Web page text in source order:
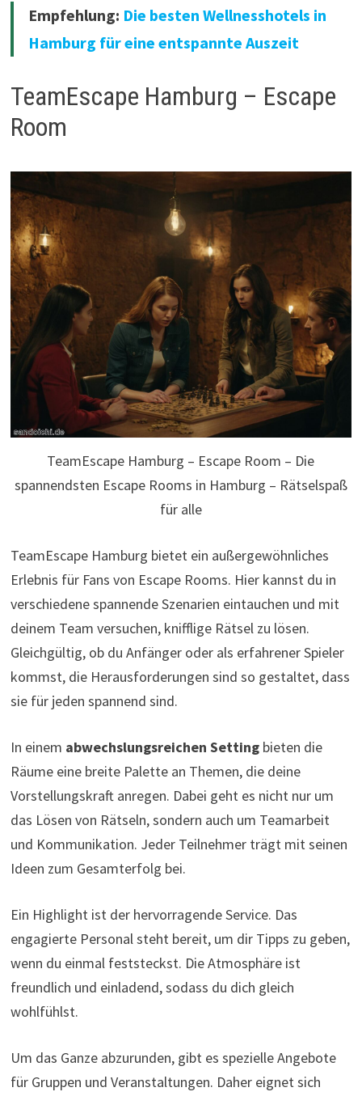
Empfehlung: Die besten Wellnesshotels in
Hamburg für eine entspannte Auszeit
TeamEscape Hamburg – Escape
Room
TeamEscape Hamburg – Escape Room – Die
spannendsten Escape Rooms in Hamburg – Rätselspaß
für alle
TeamEscape Hamburg bietet ein außergewöhnliches
Erlebnis für Fans von Escape Rooms. Hier kannst du in
verschiedene spannende Szenarien eintauchen und mit
deinem Team versuchen, knifflige Rätsel zu lösen.
Gleichgültig, ob du Anfänger oder als erfahrener Spieler
kommst, die Herausforderungen sind so gestaltet, dass
sie für jeden spannend sind.
In einem abwechslungsreichen Settingbieten die
Räume eine breite Palette an Themen, die deine
Vorstellungskraft anregen. Dabei geht es nicht nur um
das Lösen von Rätseln, sondern auch um Teamarbeit
und Kommunikation. Jeder Teilnehmer trägt mit seinen
Ideen zum Gesamterfolg bei.
Ein Highlight ist der hervorragende Service. Das
engagierte Personal steht bereit, um dir Tipps zu geben,
wenn du einmal feststeckst. Die Atmosphäre ist
freundlich und einladend, sodass du dich gleich
wohlfühlst.
Um das Ganze abzurunden, gibt es spezielle Angebote
für Gruppen und Veranstaltungen. Daher eignet sich